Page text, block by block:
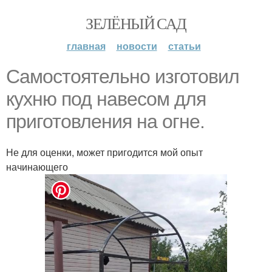
ЗЕЛЁНЫЙ САД
главная новости статьи
Самостоятельно изготовил
кухню под навесом для
приготовления на огне.
Не для оценки, может пригодится мой опыт
начинающего